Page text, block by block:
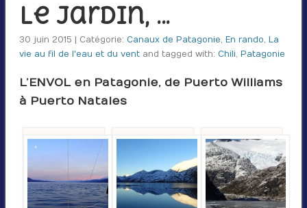
Le jardin, …
30 juin 2015 | Catégorie: Canaux de Patagonie, En rando, La
vie au fil de l'eau et du ventand tagged with: Chili, Patagonie
L’ENVOL en Patagonie, de Puerto Williams
à Puerto Natales